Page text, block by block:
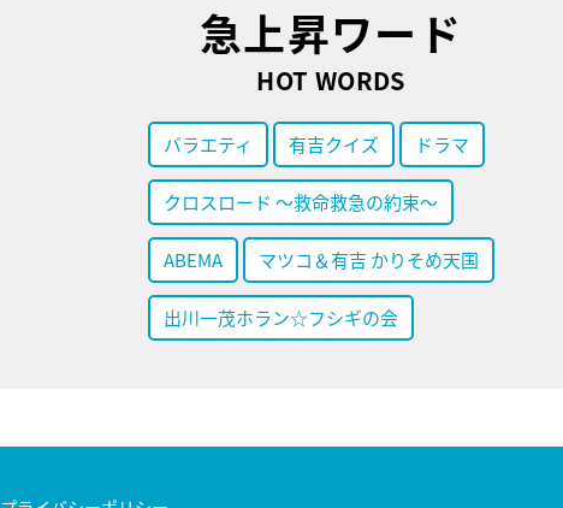
急上昇ワード
HOT WORDS
バラエティ 有吉クイズ ドラマ
クロスロード ～救命救急の約束～
ABEMA マツコ＆有吉 かりそめ天国
出川一茂ホラン☆フシギの会